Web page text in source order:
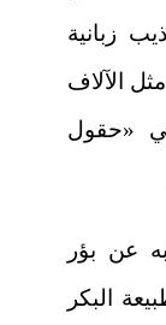
زبانية
الآلاف
«حقول
عن بؤر
البكر